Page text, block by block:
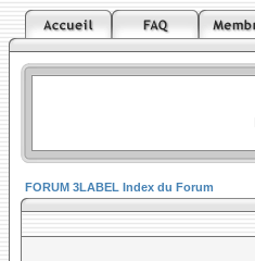
FORUM 3LABEL Index du Forum